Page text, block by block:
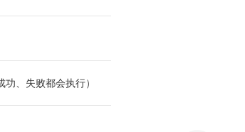
、失败都会执行）